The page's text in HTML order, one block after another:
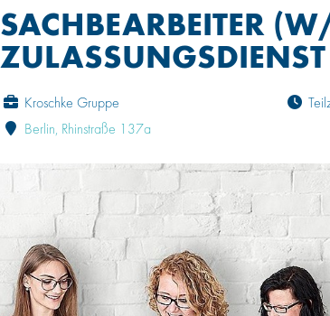
SACHBEARBEITER
Kroschke Gruppe
Berlin, Rhinstraße 137a